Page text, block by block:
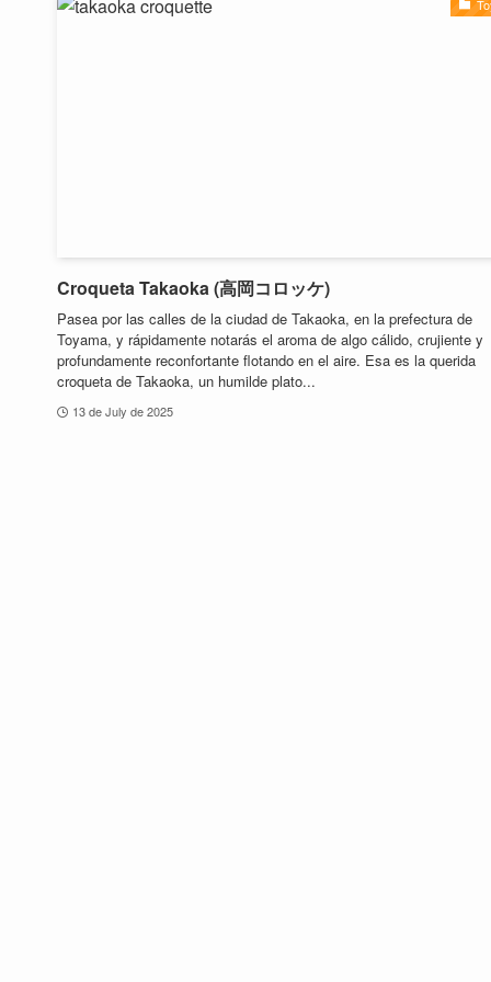
Croqueta Takaoka (高岡コロッケ)
Pasea por las calles de la ciudad de Takaoka, en la prefectura de
Toyama, y rápidamente notarás el aroma de algo cálido, crujiente y
profundamente reconfortante flotando en el aire. Esa es la querida
croqueta de Takaoka, un humilde plato...
13 de July de 2025